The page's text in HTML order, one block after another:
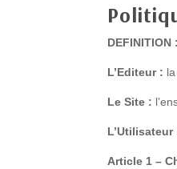
DEFINITION :
L’Editeur :
Le Site :
L’Utilisateur
Article 1 –